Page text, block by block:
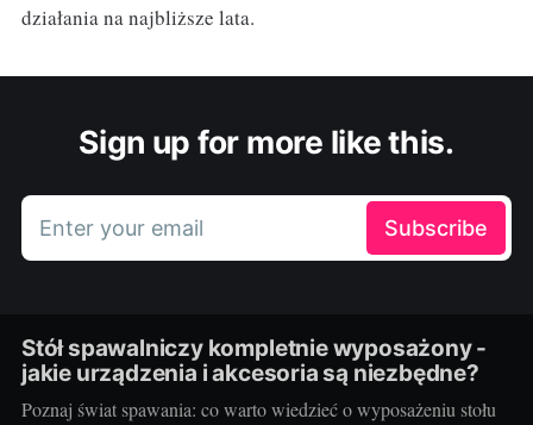
działania na najbliższe lata.
Sign up for more like this.
Enter your email Subscribe
Stół spawalniczy kompletnie wyposażony -
jakie urządzenia i akcesoria są niezbędne?
Poznaj świat spawania: co warto wiedzieć o wyposażeniu stołu